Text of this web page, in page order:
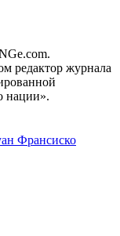
редактор журнала
нации».
Франсиско